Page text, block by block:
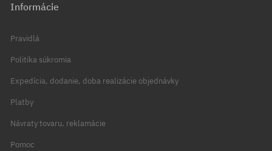
Informácie
Pravidlá
Politika súkromia
Expedícia, dodanie, doba realizácie objednávky
Platby
Návraty tovaru, reklamácie
Pomoc